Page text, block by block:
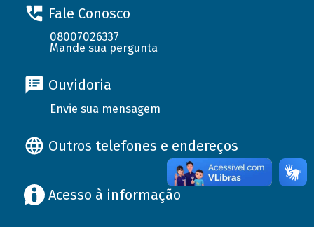
Fale Conosco
08007026337
Mande sua pergunta
Ouvidoria
Envie sua mensagem
Outros telefones e endereços
Acesso à informação